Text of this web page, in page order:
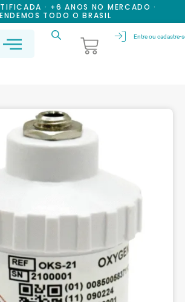
· +6 ANOS NO MERCADO ·
TODO O BRASIL
Entre ou cadastre-